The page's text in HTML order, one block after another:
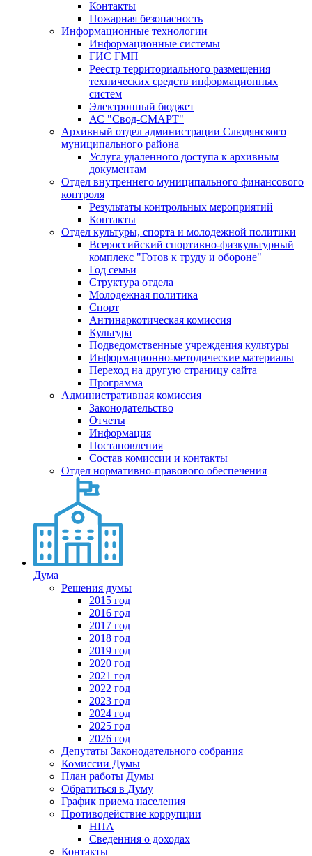
Контакты
Пожарная безопасность
Информационные технологии
Информационные системы
ГИС ГМП
Реестр территориального размещения
технических средств информационных
систем
Электронный бюджет
АС "Свод-СМАРТ"
Архивный отдел администрации Слюдянского
муниципального района
Услуга удаленного доступа к архивным
документам
Отдел внутреннего муниципального финансового
контроля
Результаты контрольных мероприятий
Контакты
Отдел культуры, спорта и молодежной политики
Всероссийский спортивно-физкультурный
комплекс "Готов к труду и обороне"
Год семьи
Структура отдела
Молодежная политика
Спорт
Антинаркотическая комиссия
Культура
Подведомственные учреждения культуры
Информационно-методические материалы
Переход на другую страницу сайта
Программа
Административная комиссия
Законодательство
Отчеты
Информация
Постановления
Состав комиссии и контакты
Отдел нормативно-правового обеспечения
Дума
Решения думы
2015 год
2016 год
2017 год
2018 год
2019 год
2020 год
2021 год
2022 год
2023 год
2024 год
2025 год
2026 год
Депутаты Законодательного собрания
Комиссии Думы
План работы Думы
Обратиться в Думу
График приема населения
Противодействие коррупции
НПА
Сведенния о доходах
Контакты